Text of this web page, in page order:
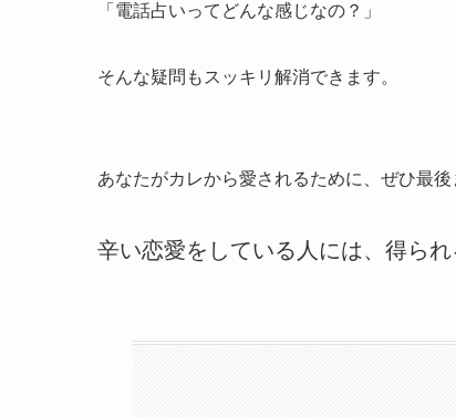
「電話占いってどんな感じなの？」
そんな疑問もスッキリ解消できます。
あなたがカレから愛されるために、ぜひ最後
辛い恋愛をしている人には、得ら